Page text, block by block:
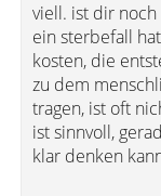
viell. ist dir
ein sterbefall
kosten, die
zu dem
tragen, ist oft
ist sinnvoll,
klar denken